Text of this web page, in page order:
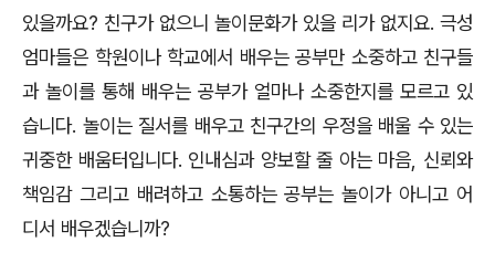
있을까요? 친구가 없으니 놀이문화가 있을 리가 없지요. 극성
엄마들은 학원이나 학교에서 배우는 공부만 소중하고 친구들
과 놀이를 통해 배우는 공부가 얼마나 소중한지를 모르고 있
습니다. 놀이는 질서를 배우고 친구간의 우정을 배울 수 있는
귀중한 배움터입니다. 인내심과 양보할 줄 아는 마음 신뢰와
책임감 그리고 배려하고 소통하는 공부는 놀이가 아니고 어
디서 배우겠습니까?